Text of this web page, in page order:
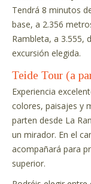
Tendrá 8 minutos
base, a 2.356
Rambleta, a 3.555,
excursión elegida.
Teide Tour (a
Experiencia
colores, paisajes y
parten desde La
un mirador. En el
acompañará para
superior.